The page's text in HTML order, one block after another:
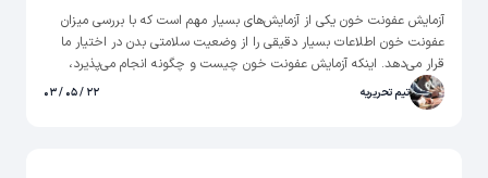
آزمایش عفونت خون یکی از آزمایش‌های بسیار مهم است که با بررسی میزان
عفونت خون اطلاعات بسیار دقیقی را از وضعیت سلامتی بدن در اختیار ما
قرار می‌دهد. اینکه آزمایش عفونت خون چیست و چگونه انجام می‌پذیرد،
موضوعی است که ما قصد داریم در این مطلب به بررسی آن بپردازیم. از شما
دعوت می‌کنیم برای آشنایی بیشتر با دلایل ایجادکننده عفونت در خون و
تیم تحریریه ۲۲ / ۰۵ / ۰۳